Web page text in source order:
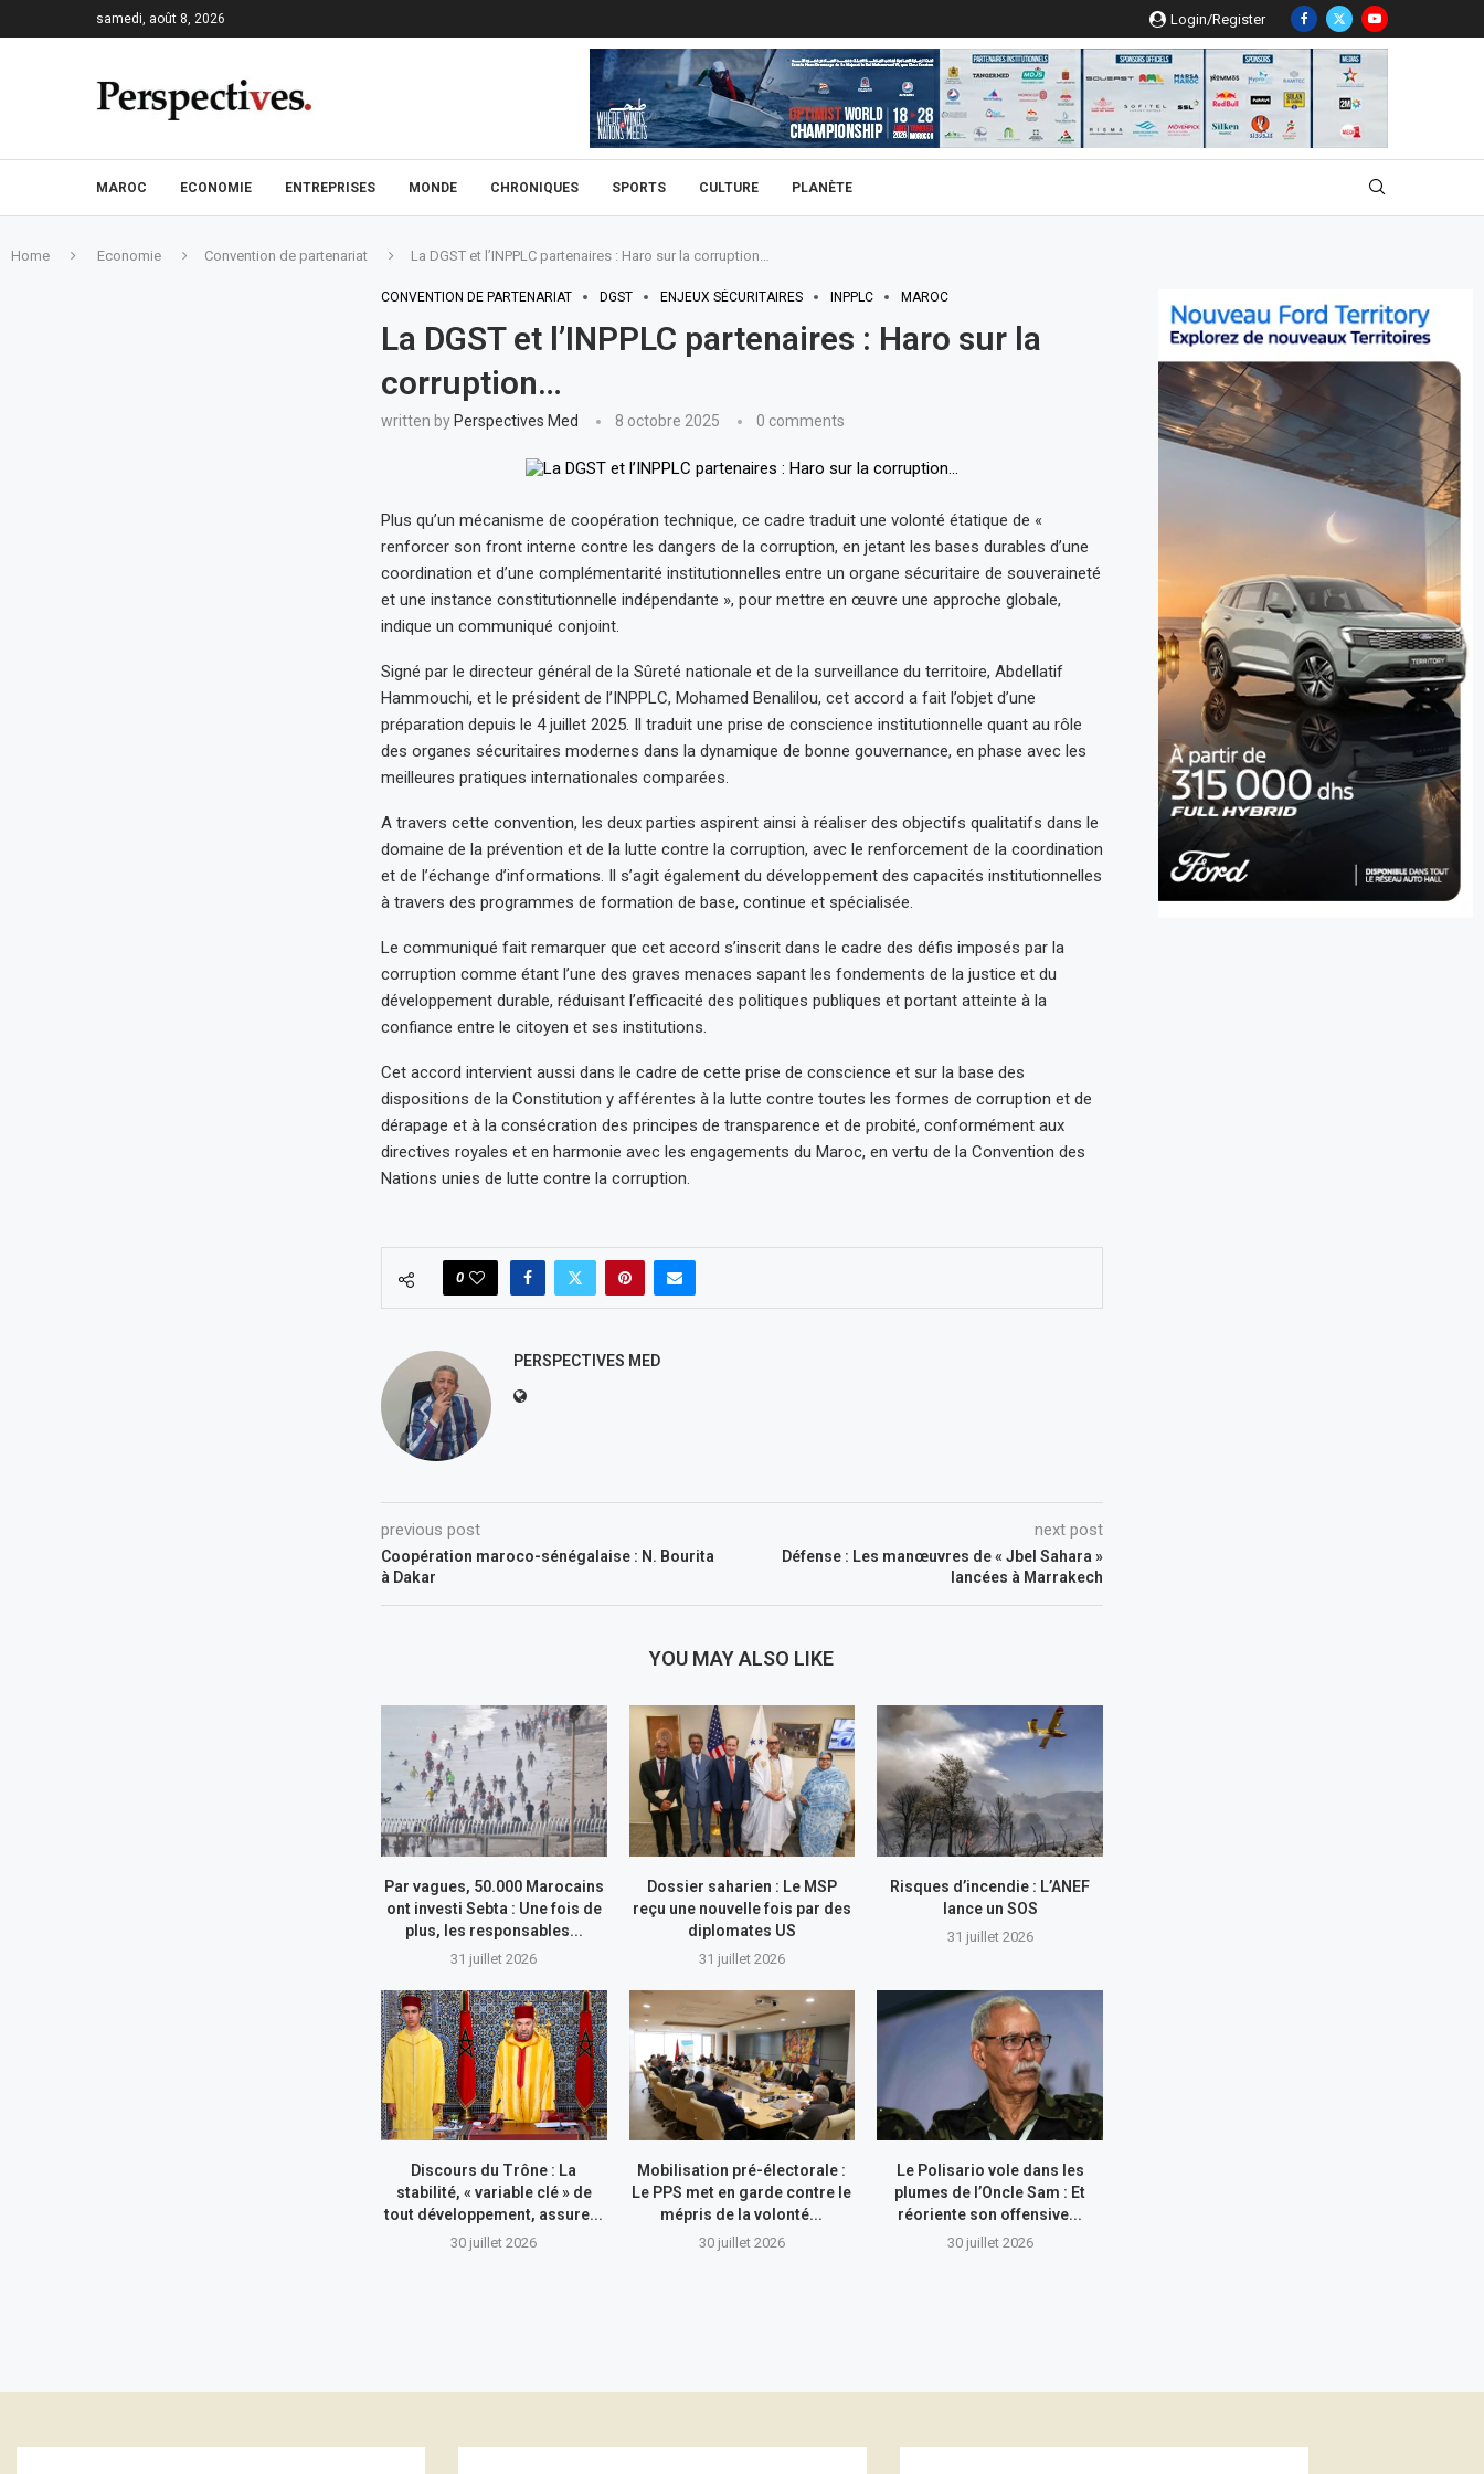
samedi, août 8, 2026 Login/Register
MAROC ECONOMIE ENTREPRISES MONDE CHRONIQUES SPORTS CULTURE PLANÈTE
Home Economie Convention de partenariat La DGST et l’INPPLC partenaires : Haro sur la corruption…
CONVENTION DE PARTENARIAT DGST ENJEUX SÉCURITAIRES INPPLC MAROC
La DGST et l’INPPLC partenaires : Haro sur la
corruption…
written by Perspectives Med 8 octobre 2025 0 comments
Plus qu’un mécanisme de coopération technique, ce cadre traduit une volonté étatique de «
renforcer son front interne contre les dangers de la corruption, en jetant les bases durables d’une
coordination et d’une complémentarité institutionnelles entre un organe sécuritaire de souveraineté
et une instance constitutionnelle indépendante », pour mettre en œuvre une approche globale,
indique un communiqué conjoint.
Signé par le directeur général de la Sûreté nationale et de la surveillance du territoire, Abdellatif
Hammouchi, et le président de l’INPPLC, Mohamed Benalilou, cet accord a fait l’objet d’une
préparation depuis le 4 juillet 2025. Il traduit une prise de conscience institutionnelle quant au rôle
des organes sécuritaires modernes dans la dynamique de bonne gouvernance, en phase avec les
meilleures pratiques internationales comparées.
A travers cette convention, les deux parties aspirent ainsi à réaliser des objectifs qualitatifs dans le
domaine de la prévention et de la lutte contre la corruption, avec le renforcement de la coordination
et de l’échange d’informations. Il s’agit également du développement des capacités institutionnelles
à travers des programmes de formation de base, continue et spécialisée.
Le communiqué fait remarquer que cet accord s’inscrit dans le cadre des défis imposés par la
corruption comme étant l’une des graves menaces sapant les fondements de la justice et du
développement durable, réduisant l’efficacité des politiques publiques et portant atteinte à la
confiance entre le citoyen et ses institutions.
Cet accord intervient aussi dans le cadre de cette prise de conscience et sur la base des
dispositions de la Constitution y afférentes à la lutte contre toutes les formes de corruption et de
dérapage et à la consécration des principes de transparence et de probité, conformément aux
directives royales et en harmonie avec les engagements du Maroc, en vertu de la Convention des
Nations unies de lutte contre la corruption.
0
PERSPECTIVES MED
previous post
Coopération maroco-sénégalaise : N. Bourita
à Dakar
next post
Défense : Les manœuvres de « Jbel Sahara »
lancées à Marrakech
YOU MAY ALSO LIKE
Par vagues, 50.000 Marocains
ont investi Sebta : Une fois de
plus, les responsables...
31 juillet 2026
Dossier saharien : Le MSP
reçu une nouvelle fois par des
diplomates US
31 juillet 2026
Risques d’incendie : L’ANEF
lance un SOS
31 juillet 2026
Discours du Trône : La
stabilité, « variable clé » de
tout développement, assure...
30 juillet 2026
Mobilisation pré-électorale :
Le PPS met en garde contre le
mépris de la volonté...
30 juillet 2026
Le Polisario vole dans les
plumes de l’Oncle Sam : Et
réoriente son offensive...
30 juillet 2026